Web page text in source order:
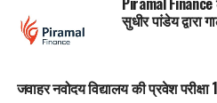
सुधीर पांडेय द्वारा
जवाहर नवोदय विद्यालय की प्रवेश परीक्षा